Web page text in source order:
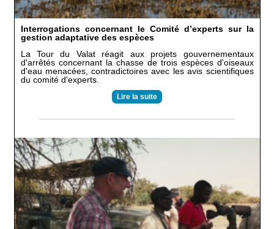
Interrogations concernant le Comité d’experts sur la
gestion adaptative des espèces
La Tour du Valat réagit aux projets gouvernementaux
d'arrêtés concernant la chasse de trois espèces d'oiseaux
d'eau menacées, contradictoires avec les avis scientifiques
du comité d'experts.
Lire la suite